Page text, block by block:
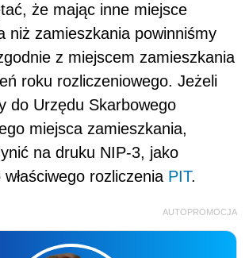
że mając inne miejsce
niż zamieszkania powinniśmy
z miejscem zamieszkania
roku rozliczeniowego. Jeżeli
do Urzędu Skarbowego
miejsca zamieszkania,
na druku NIP-3, jako
właściwego rozliczenia PIT.
AUTOPROMOCJA